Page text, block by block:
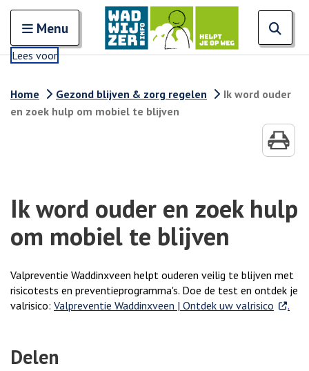
Open en sluit het
Menu
Lees voor
Home Gezond blijven & zorg regelen
Ik word ouder
en zoek hulp om mobiel te blijven
Ik word ouder en zoek hulp
om mobiel te blijven
Valpreventie Waddinxveen helpt ouderen veilig te blijven met
risicotests en preventieprogramma's. Doe de test en ontdek je
valrisico: Valpreventie Waddinxveen | Ontdek uw valrisico . .
Delen